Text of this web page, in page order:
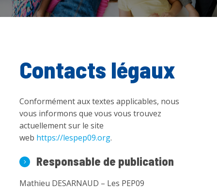
Contacts légaux
Conformément aux textes applicables, nous
vous informons que vous vous trouvez
actuellement sur le site
web https://lespep09.org.
Responsable de publication
Mathieu DESARNAUD – Les PEP09